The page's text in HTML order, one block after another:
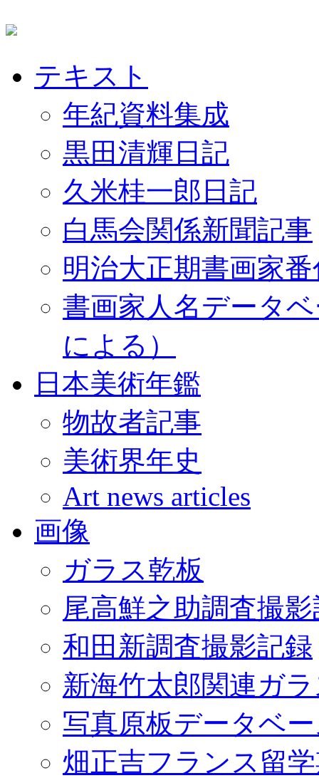
テキスト
年紀資料集成
黒田清輝日記
久米桂一郎日記
白馬会関係新聞記事
明治大正期書画家
書画家人名データ
による）
日本美術年鑑
物故者記事
美術界年史
Art news articles
画像
ガラス乾板
尾高鮮之助調査撮
和田新調査撮影記録
新海竹太郎関連ガ
写真原板データベ
畑正吉フランス留